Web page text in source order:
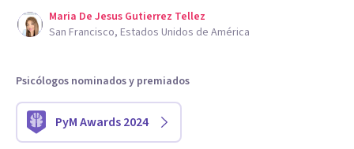
Maria De Jesus Gutierrez Tellez
San Francisco, Estados Unidos de América
Psicólogos nominados y premiados
PyM Awards 2024